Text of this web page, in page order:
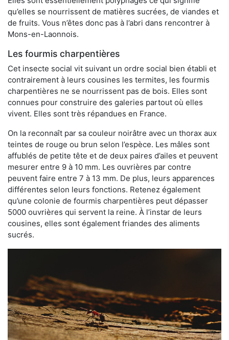
qu’elles se nourrissent de matières sucrées, de viandes et
de fruits. Vous n’êtes donc pas à l’abri dans rencontrer à
Mons-en-Laonnois.
Les fourmis charpentières
Cet insecte social vit suivant un ordre social bien établi et
contrairement à leurs cousines les termites, les fourmis
charpentières ne se nourrissent pas de bois. Elles sont
connues pour construire des galeries partout où elles
vivent. Elles sont très répandues en France.
On la reconnaît par sa couleur noirâtre avec un thorax aux
teintes de rouge ou brun selon l’espèce. Les mâles sont
affublés de petite tête et de deux paires d’ailes et peuvent
mesurer entre 9 à 10 mm. Les ouvrières par contre
peuvent faire entre 7 à 13 mm. De plus, leurs apparences
différentes selon leurs fonctions. Retenez également
qu’une colonie de fourmis charpentières peut dépasser
5000 ouvrières qui servent la reine. À l’instar de leurs
cousines, elles sont également friandes des aliments
sucrés.